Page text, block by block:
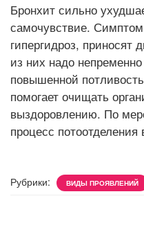
Бронхит сильно
самочувствие.
гипергидроз, приносят
из них надо
повышенной
помогает очищать
выздоровлению. По
процесс потоотделения
Рубрики: ВИДЫ ПРОЯВЛЕНИЙ